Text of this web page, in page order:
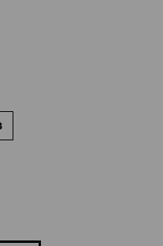
VERFÜGBAR.)